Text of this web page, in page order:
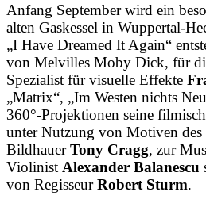
Anfang September wird ein
alten Gaskessel in Wuppertal-
„I Have Dreamed It Again“
von Melvilles Moby Dick, für
Spezialist für visuelle Effekte
„Matrix“, „Im Westen nichts
360°-Projektionen seine
unter Nutzung von Motiven
BildhauerTony Cragg, zur
Violinist Alexander Balanescu
von RegisseurRobert Sturm.